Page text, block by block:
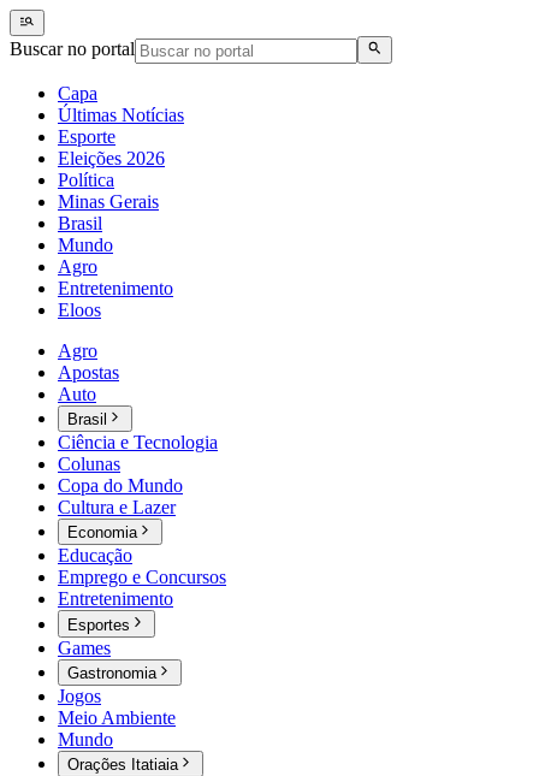
Buscar no portal
Capa
Últimas Notícias
Esporte
Eleições 2026
Política
Minas Gerais
Brasil
Mundo
Agro
Entretenimento
Eloos
Agro
Apostas
Auto
Brasil
Ciência e Tecnologia
Colunas
Copa do Mundo
Cultura e Lazer
Economia
Educação
Emprego e Concursos
Entretenimento
Esportes
Games
Gastronomia
Jogos
Meio Ambiente
Mundo
Orações Itatiaia